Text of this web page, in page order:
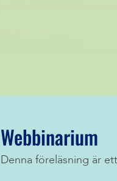
Webbinarium
Denna föreläsning är